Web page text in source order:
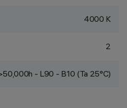
4000 K
2
- L90 - B10 (Ta 25°C)